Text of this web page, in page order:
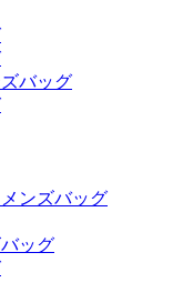
バッグ
ンズバッグ
ッグ